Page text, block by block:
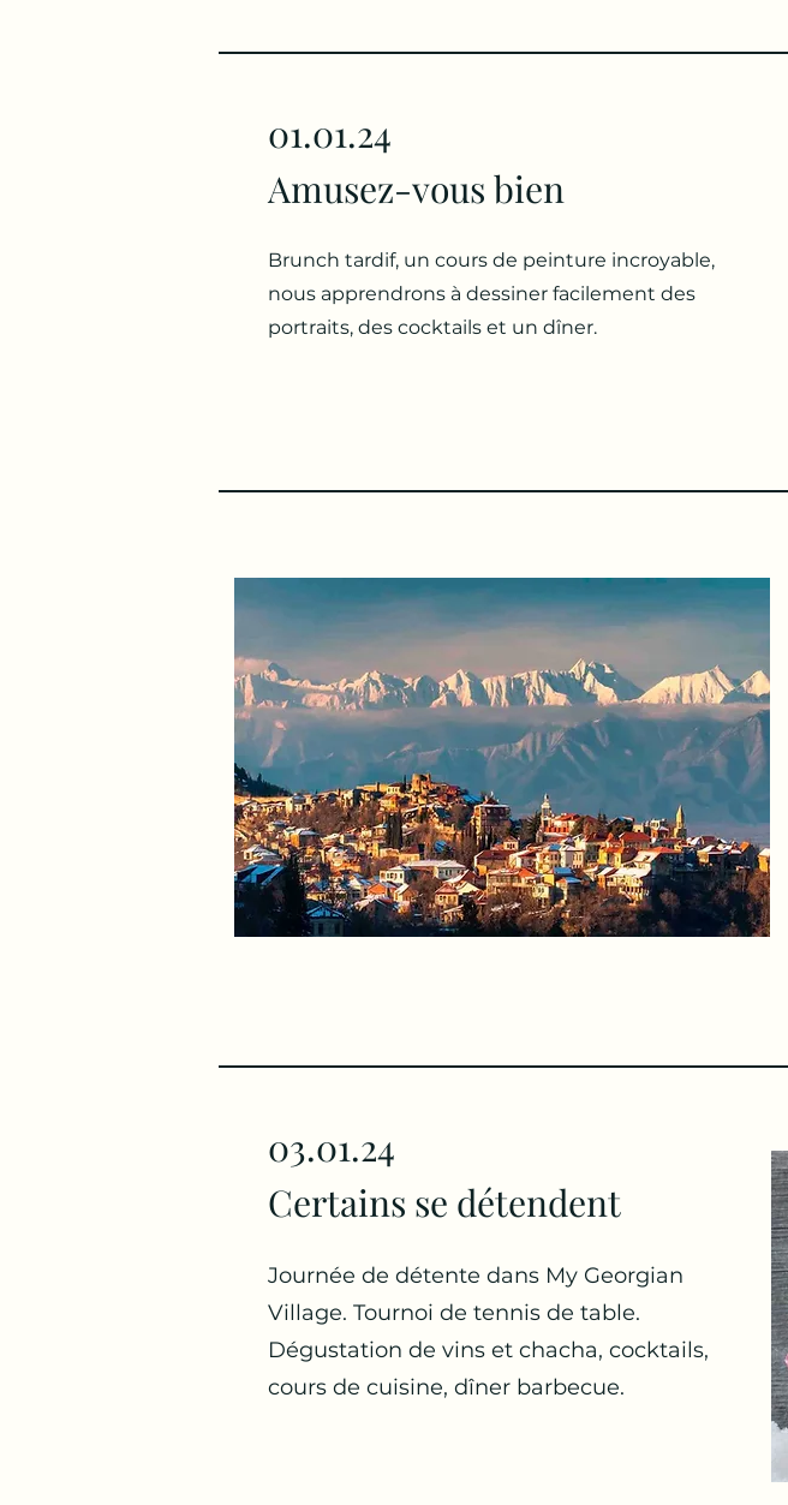
01.01.24
Amusez-vous bien
Brunch tardif, un cours de peinture incroyable,
nous apprendrons à dessiner facilement des
portraits, des cocktails et un dîner.
03.01.24
Certains se détendent
Journée de détente dans My Georgian
Village. Tournoi de tennis de table.
Dégustation de vins et chacha, cocktails,
cours de cuisine, dîner barbecue.